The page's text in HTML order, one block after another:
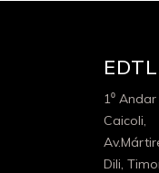
1⁰
Caicoli,
Dili,